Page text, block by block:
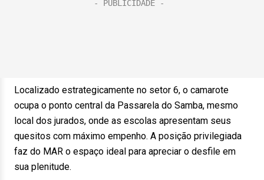
Localizado estrategicamente no setor 6, o camarote
ocupa o ponto central da Passarela do Samba, mesmo
local dos jurados, onde as escolas apresentam seus
quesitos com máximo empenho. A posição privilegiada
faz do MAR o espaço ideal para apreciar o desfile em
sua plenitude.